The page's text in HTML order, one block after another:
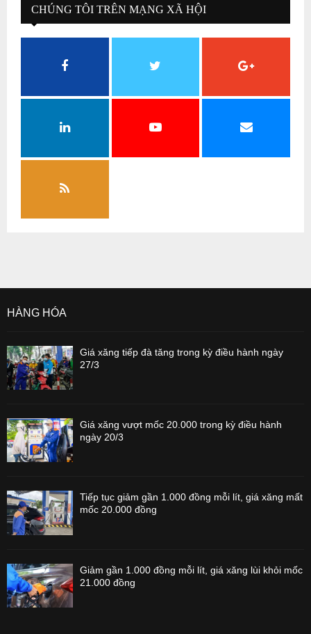
CHÚNG TÔI TRÊN MẠNG XÃ HỘI
HÀNG HÓA
Giá xăng tiếp đà tăng trong kỳ điều hành ngày
27/3
Giá xăng vượt mốc 20.000 trong kỳ điều hành
ngày 20/3
Tiếp tục giảm gần 1.000 đồng mỗi lít, giá xăng mất
mốc 20.000 đồng
Giảm gần 1.000 đồng mỗi lít, giá xăng lùi khỏi mốc
21.000 đồng